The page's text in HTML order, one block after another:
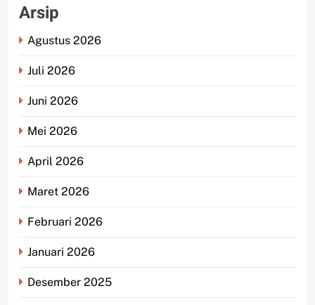
Arsip
Agustus 2026
Juli 2026
Juni 2026
Mei 2026
April 2026
Maret 2026
Februari 2026
Januari 2026
Desember 2025